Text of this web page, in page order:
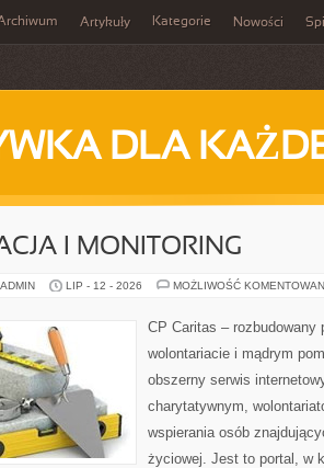
Artykuły Kategorie Nowości
DLA
I MONITORING
LIP - 12 - 2026 MOŻLIWOŚĆ
CP Caritas – rozbudowany
wolontariacie i mądrym
obszerny serwis
charytatywnym,
wspierania osób
życiowej. Jest to portal, w